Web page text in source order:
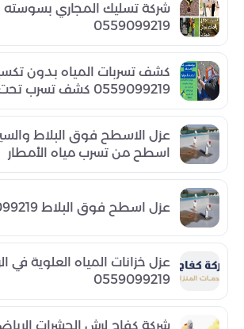
شركة تسليك المجاري بسوسته
0559099219
كشف تسربات المياه بدون
0559099219 كشف تسرب تحت البلاط
عزل الاسطح فوق البلاط
اسطح من تسرب مياه الأمطار
عزل اسطح فوق البلاط 0559099219
عزل خزانات المياه العلوية في
0559099219
شركة كفاح لرش الحشرات